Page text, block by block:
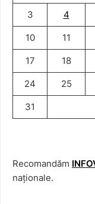
3 4
10 11
17 18
24 25
31
Recomandăm
naționale.